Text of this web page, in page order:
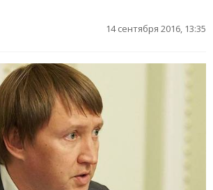
14 сентября 2016, 13:35